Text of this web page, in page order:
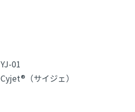
YJ-01
Cyjet®（サイジェ）